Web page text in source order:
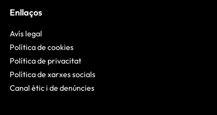
Enllaços
Avís legal
Política de cookies
Política de privacitat
Política de xarxes socials
Canal ètic i de denúncies